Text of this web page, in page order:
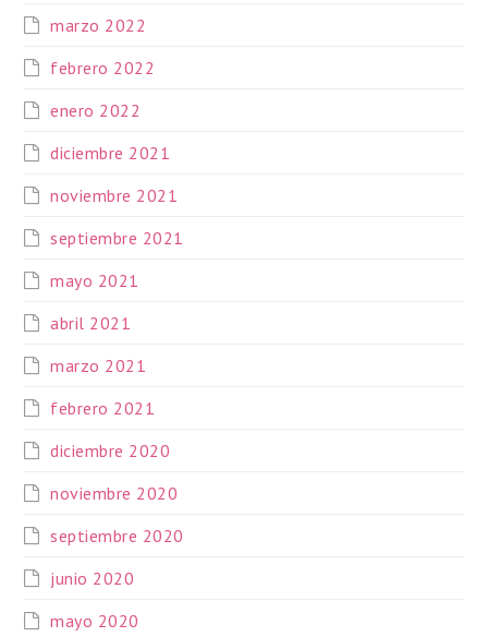
marzo 2022
febrero 2022
enero 2022
diciembre 2021
noviembre 2021
septiembre 2021
mayo 2021
abril 2021
marzo 2021
febrero 2021
diciembre 2020
noviembre 2020
septiembre 2020
junio 2020
mayo 2020